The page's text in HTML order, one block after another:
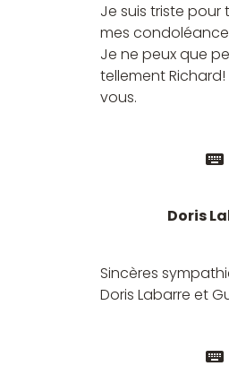
Je suis triste pour
mes
Je ne peux que
tellement
vous.
Doris
Sincères
Doris Labarre et